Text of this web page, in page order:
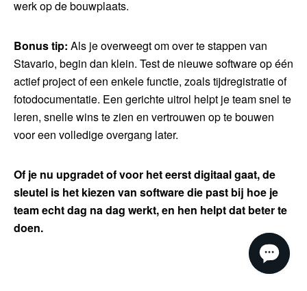
werk op de bouwplaats.
Bonus tip: Als je overweegt om over te stappen van
Stavario, begin dan klein. Test de nieuwe software op één
actief project of een enkele functie, zoals tijdregistratie of
fotodocumentatie. Een gerichte uitrol helpt je team snel te
leren, snelle wins te zien en vertrouwen op te bouwen
voor een volledige overgang later.
Of je nu upgradet of voor het eerst digitaal gaat, de
sleutel is het kiezen van software die past bij hoe je
team echt dag na dag werkt, en hen helpt dat beter te
doen.